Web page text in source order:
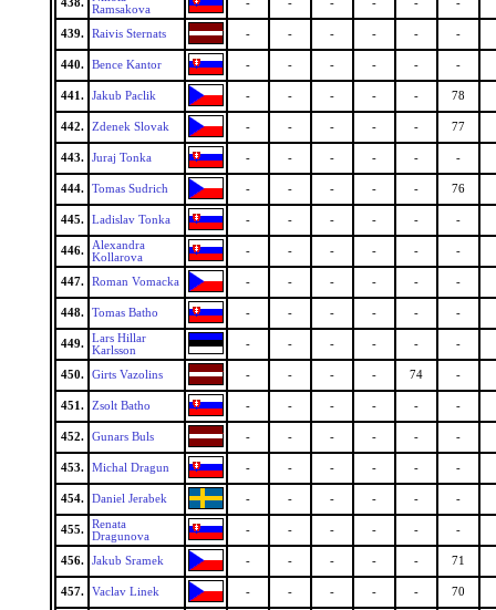
438.
Ramsakova
- - - - - -
439. Raivis Sternats - - - - - -
440. Bence Kantor - - - - - -
441. Jakub Paclik - - - - - 78
442. Zdenek Slovak - - - - - 77
443. Juraj Tonka - - - - - -
444. Tomas Sudrich - - - - - 76
445. Ladislav Tonka - - - - - -
446.
Alexandra
Kollarova
- - - - - -
447. Roman Vomacka - - - - - -
448. Tomas Batho - - - - - -
449.
Lars Hillar
Karlsson
- - - - - -
450. Girts Vazolins - - - - 74 -
451. Zsolt Batho - - - - - -
452. Gunars Buls - - - - - -
453. Michal Dragun - - - - - -
454. Daniel Jerabek - - - - - -
455.
Renata
Dragunova
- - - - - -
456. Jakub Sramek - - - - - 71
457. Vaclav Linek - - - - - 70